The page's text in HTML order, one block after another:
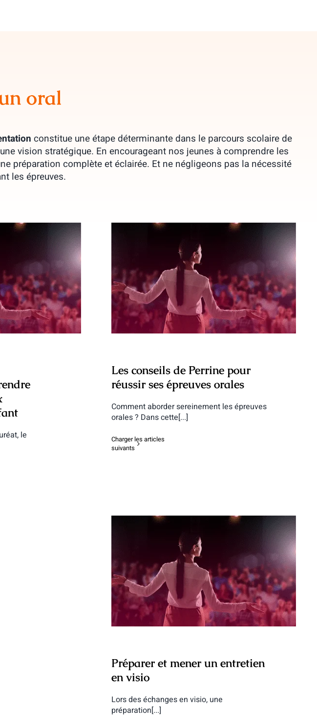
oral
constitue une étape déterminante dans le parcours scolaire de
vision stratégique. En encourageant nos jeunes à comprendre les
préparation complète et éclairée. Et ne négligeons pas la nécessité
les épreuves.
:
pour mieux
enfant
le
Les conseils de Perrine pour réussir ses
épreuves orales
Les conseils de Perrine pour
réussir ses épreuves orales
Comment aborder sereinement les épreuves
orales ? Dans cette[...]
Charger les articles
suivants
Préparer et mener un entretien en visio
Préparer et mener un entretien
en visio
Lors des échanges en visio, une
préparation[...]